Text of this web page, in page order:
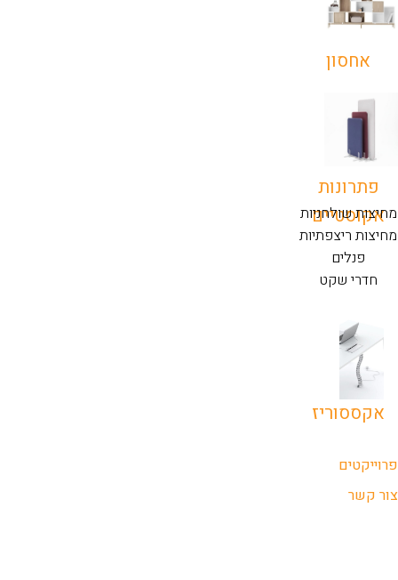
אחסון
פתרונות
אקוסטיים
מחיצות שולחניות
מחיצות ריצפתיות
פנלים
חדרי שקט
אקססוריז
פרוייקטים
צור קשר